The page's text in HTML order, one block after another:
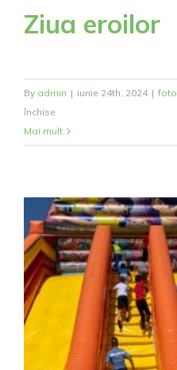
Ziua eroilor
By admin | iunie 24th, 2024 | foto
închise
Ziua
eroilor
Mai mult